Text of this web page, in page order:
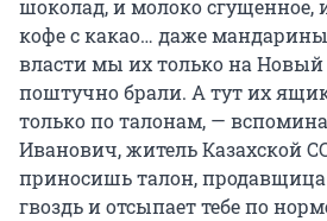
шоколад, и молоко сгущенное,
кофе с какао… даже
власти мы их только на Новый
поштучно брали. А тут их
только по талонам, —
Иванович, житель Казахской
приносишь талон, продавщица
гвоздь и отсыпает тебе по